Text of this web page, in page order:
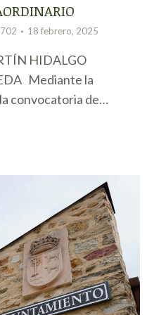
18 febrero, 2025
HIDALGO
Mediante la
convocatoria de…